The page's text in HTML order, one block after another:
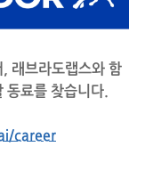
래브라도랩스와 함
동료를 찾습니다.
career